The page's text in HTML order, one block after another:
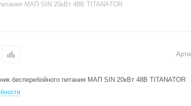
МАП SIN 20кВт 48В TITANATOR
бесперебойного питания МАП SIN 20кВт 48В TITANATOR